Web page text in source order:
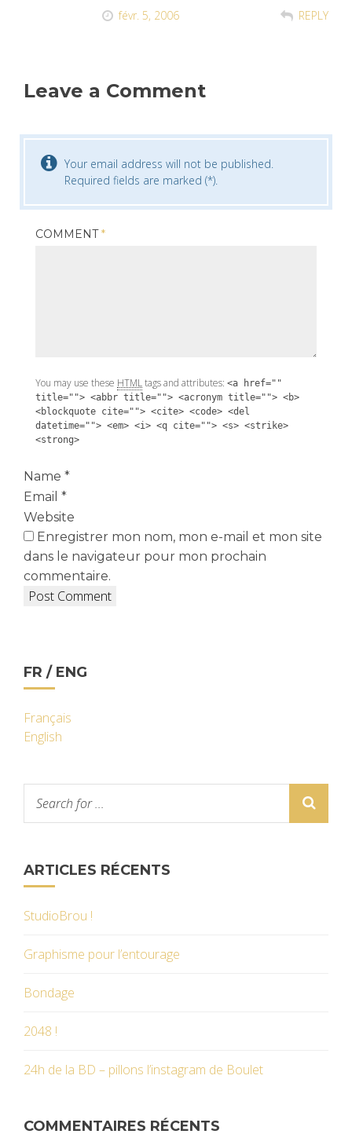
févr. 5, 2006 REPLY
Leave a Comment
Your email address will not be published.
Required fields are marked (*).
COMMENT*
You may use these HTMLtags and attributes: <a href=""
title=""> <abbr title=""> <acronym title=""> <b>
<blockquote cite=""> <cite> <code> <del
datetime=""> <em> <i> <q cite=""> <s> <strike>
<strong>
Name *
Email *
Website
Enregistrer mon nom, mon e-mail et mon site
dans le navigateur pour mon prochain
commentaire.
FR / ENG
Français
English
ARTICLES RÉCENTS
StudioBrou !
Graphisme pour l’entourage
Bondage
2048 !
24h de la BD – pillons l’instagram de Boulet
COMMENTAIRES RÉCENTS